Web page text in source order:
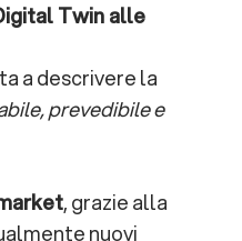
Twin alle
a descrivere la
prevedibile e
, grazie alla
nuovi